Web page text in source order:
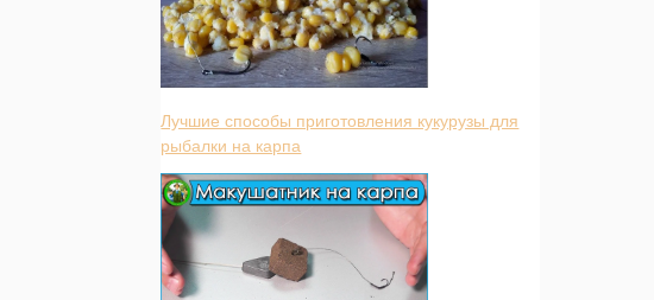
Лучшие способы приготовления кукурузы для
рыбалки на карпа